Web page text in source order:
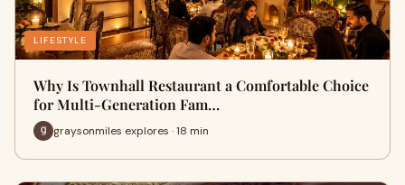
LIFESTYLE
Why Is Townhall Restaurant a Comfortable Choice
for Multi-Generation Fam…
graysonmiles explores · 18 min